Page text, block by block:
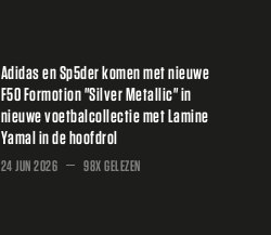
Adidas en Sp5der komen met nieuwe
F50 Formotion "Silver Metallic" in
nieuwe voetbalcollectie met Lamine
Yamal in de hoofdrol
24 JUN 2026 98X GELEZEN